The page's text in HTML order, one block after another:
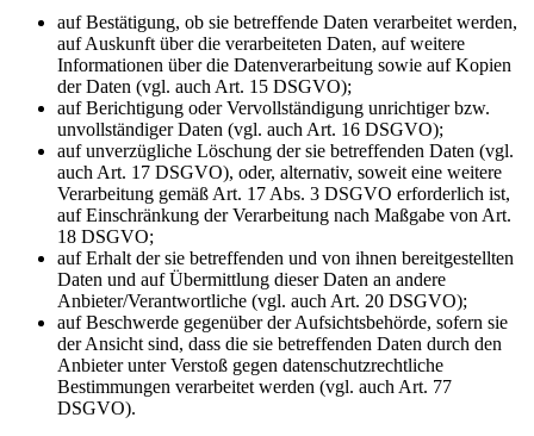
auf Bestätigung, ob sie betreffende Daten verarbeitet werden,
auf Auskunft über die verarbeiteten Daten, auf weitere
Informationen über die Datenverarbeitung sowie auf Kopien
der Daten (vgl. auch Art. 15 DSGVO);
auf Berichtigung oder Vervollständigung unrichtiger bzw.
unvollständiger Daten (vgl. auch Art. 16 DSGVO);
auf unverzügliche Löschung der sie betreffenden Daten (vgl.
auch Art. 17 DSGVO), oder, alternativ, soweit eine weitere
Verarbeitung gemäß Art. 17 Abs. 3 DSGVO erforderlich ist,
auf Einschränkung der Verarbeitung nach Maßgabe von Art.
18 DSGVO;
auf Erhalt der sie betreffenden und von ihnen bereitgestellten
Daten und auf Übermittlung dieser Daten an andere
Anbieter/Verantwortliche (vgl. auch Art. 20 DSGVO);
auf Beschwerde gegenüber der Aufsichtsbehörde, sofern sie
der Ansicht sind, dass die sie betreffenden Daten durch den
Anbieter unter Verstoß gegen datenschutzrechtliche
Bestimmungen verarbeitet werden (vgl. auch Art. 77
DSGVO).